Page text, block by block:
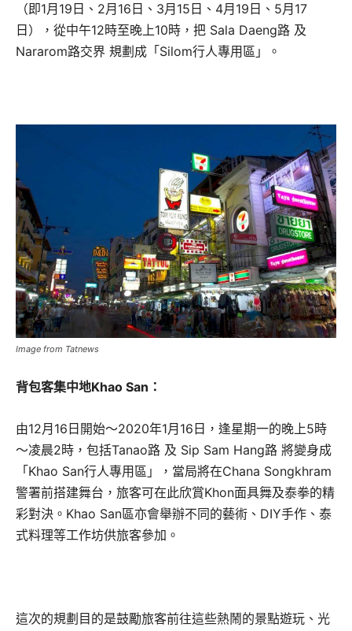
（即1月19日、2月16日、3月15日、4月19日、5月17
日），從中午12時至晚上10時，把 Sala Daeng路 及
Nararom路交界 規劃成「Silom行人專用區」。
Image from Tatnews
背包客集中地Khao San：
由12月16日開始～2020年1月16日，逢星期一的晚上5時
～凌晨2時，包括Tanao路 及 Sip Sam Hang路 將變身成
「Khao San行人專用區」，當局將在Chana Songkhram
警署前搭建舞台，旅客可在此欣賞Khon面具舞及泰拳的精
彩對決。Khao San區亦會舉辦不同的藝術、DIY手作、泰
式料理等工作坊供旅客參加。
這次的規劃目的是鼓勵旅客前往這些熱鬧的景點遊玩、光